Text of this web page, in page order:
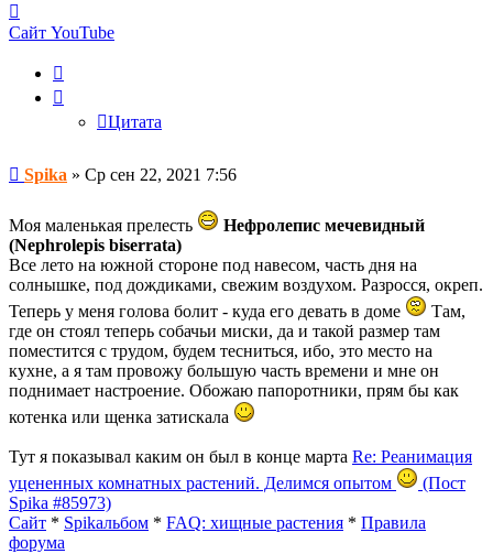
информация
пользователя
Spika
Сайт YouTube
Цитата
Сообщение
Spika » Ср сен 22, 2021 7:56
Моя маленькая прелесть
Нефролепис мечевидный
(Nephrolepis biserrata)
Все лето на южной стороне под навесом, часть дня на
солнышке, под дождиками, свежим воздухом. Разросся, окреп.
Теперь у меня голова болит - куда его девать в доме
Там,
где он стоял теперь собачьи миски, да и такой размер там
поместится с трудом, будем тесниться, ибо, это место на
кухне, а я там провожу большую часть времени и мне он
поднимает настроение. Обожаю папоротники, прям бы как
котенка или щенка затискала
Тут я показывал каким он был в конце марта Re: Реанимация
уцененных комнатных растений. Делимся опытом
(Пост
Spika #85973)
Сайт * Spikальбом * FAQ: хищные растения * Правила
форума